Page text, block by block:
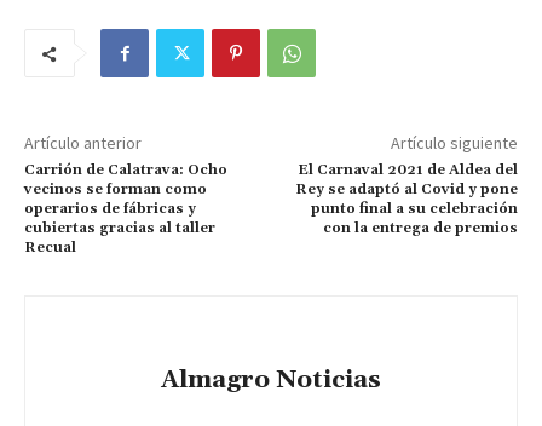
Artículo anterior
Carrión de Calatrava: Ocho
vecinos se forman como
operarios de fábricas y
cubiertas gracias al taller
Recual
Artículo siguiente
El Carnaval 2021 de Aldea del
Rey se adaptó al Covid y pone
punto final a su celebración
con la entrega de premios
Almagro Noticias